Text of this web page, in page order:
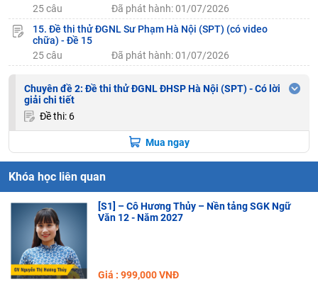
25 câu
Đã phát hành: 01/07/2026
15. Đề thi thử ĐGNL Sư Phạm Hà Nội (SPT) (có video
chữa) - Đề 15
25 câu
Đã phát hành: 01/07/2026
Chuyên đề 2: Đề thi thử ĐGNL ĐHSP Hà Nội (SPT) - Có lời
giải chi tiết
Đề thi: 6
Mua ngay
Khóa học liên quan
[S1] – Cô Hương Thủy – Nền tảng SGK Ngữ
Văn 12 - Năm 2027
Giá : 999,000 VNĐ